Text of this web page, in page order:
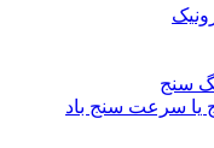
سنج
یا سرعت سنج باد